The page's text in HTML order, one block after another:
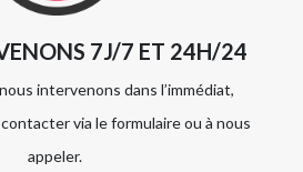
7J/7 ET 24H/24
intervenons dans l’immédiat,
via le formulaire ou à nous
appeler.